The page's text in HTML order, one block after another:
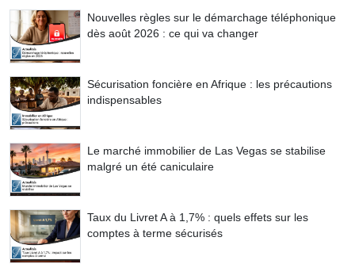
Nouvelles règles sur le démarchage téléphonique
dès août 2026 : ce qui va changer
Sécurisation foncière en Afrique : les précautions
indispensables
Le marché immobilier de Las Vegas se stabilise
malgré un été caniculaire
Taux du Livret A à 1,7% : quels effets sur les
comptes à terme sécurisés